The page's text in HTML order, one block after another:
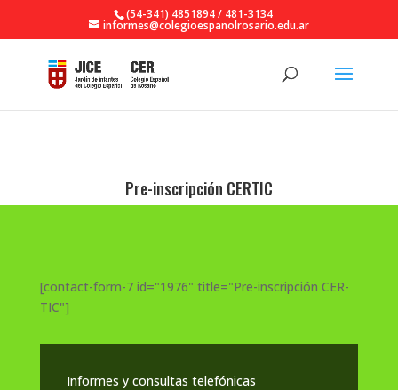
(54-341) 4851894 / 481-3134
informes@colegioespanolrosario.edu.ar
Pre-inscripción CERTIC
[contact-form-7 id="1976" title="Pre-inscripción CER-
TIC"]
Informes y consultas telefónicas